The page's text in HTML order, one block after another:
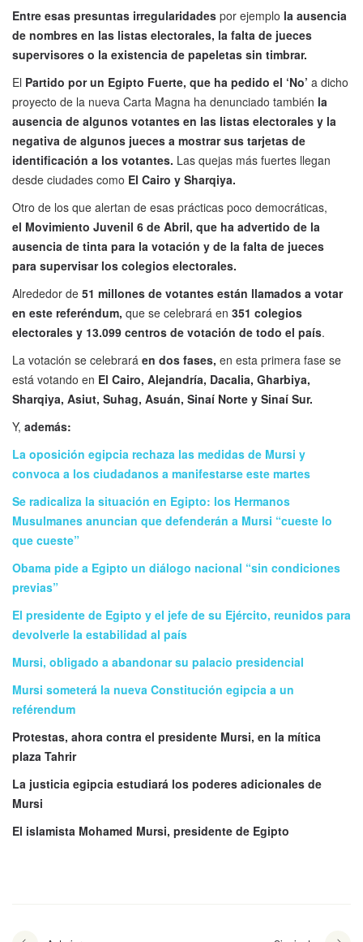
Entre esas presuntas irregularidades por ejemplo la ausencia
de nombres en las listas electorales, la falta de jueces
supervisores o la existencia de papeletas sin timbrar.
El Partido por un Egipto Fuerte, que ha pedido el ‘No’ a dicho
proyecto de la nueva Carta Magna ha denunciado también la
ausencia de algunos votantes en las listas electorales y la
negativa de algunos jueces a mostrar sus tarjetas de
identificación a los votantes. Las quejas más fuertes llegan
desde ciudades como El Cairo y Sharqiya.
Otro de los que alertan de esas prácticas poco democráticas,
el Movimiento Juvenil 6 de Abril, que ha advertido de la
ausencia de tinta para la votación y de la falta de jueces
para supervisar los colegios electorales.
Alrededor de 51 millones de votantes están llamados a votar
en este referéndum, que se celebrará en 351 colegios
electorales y 13.099 centros de votación de todo el país.
La votación se celebrará en dos fases, en esta primera fase se
está votando en El Cairo, Alejandría, Dacalia, Gharbiya,
Sharqiya, Asiut, Suhag, Asuán, Sinaí Norte y Sinaí Sur.
Y, además:
La oposición egipcia rechaza las medidas de Mursi y
convoca a los ciudadanos a manifestarse este martes
Se radicaliza la situación en Egipto: los Hermanos
Musulmanes anuncian que defenderán a Mursi “cueste lo
que cueste”
Obama pide a Egipto un diálogo nacional “sin condiciones
previas”
El presidente de Egipto y el jefe de su Ejército, reunidos para
devolverle la estabilidad al país
Mursi, obligado a abandonar su palacio presidencial
Mursi someterá la nueva Constitución egipcia a un
reférendum
Protestas, ahora contra el presidente Mursi, en la mítica
plaza Tahrir
La justicia egipcia estudiará los poderes adicionales de
Mursi
El islamista Mohamed Mursi, presidente de Egipto